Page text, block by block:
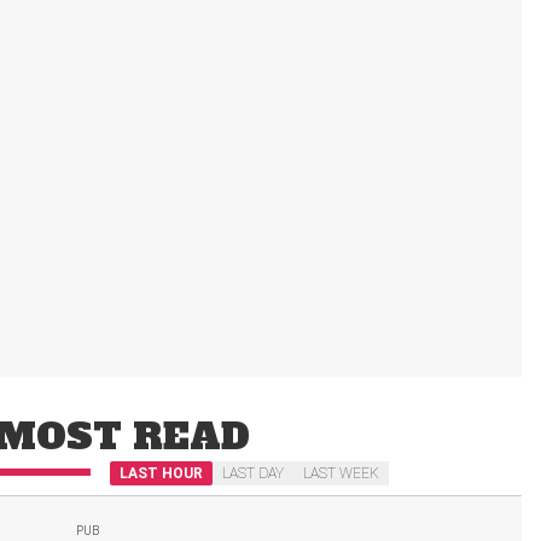
READ
LAST HOUR LAST DAY LAST WEEK